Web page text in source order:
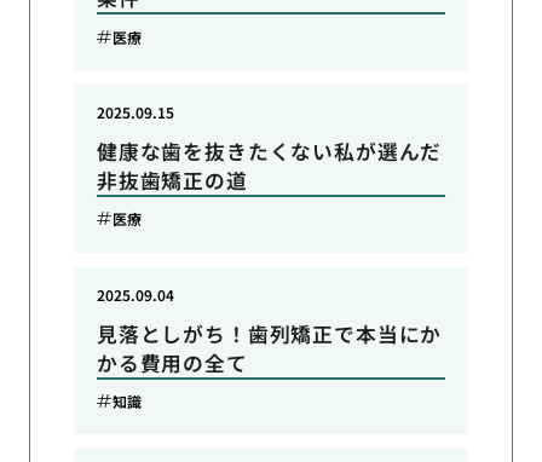
医療
健康な歯を抜きたくない私が選んだ
非抜歯矯正の道
2025.09.15
医療
見落としがち！歯列矯正で本当にか
かる費用の全て
2025.09.04
知識